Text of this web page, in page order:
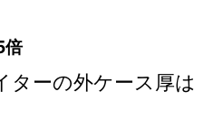
倍
ターの外ケース厚は